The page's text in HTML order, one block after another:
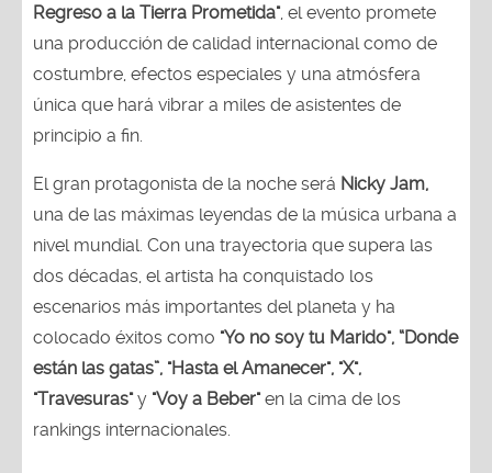
Regreso a la Tierra Prometida", el evento promete
una producción de calidad internacional como de
costumbre, efectos especiales y una atmósfera
única que hará vibrar a miles de asistentes de
principio a fin.
El gran protagonista de la noche será Nicky Jam,
una de las máximas leyendas de la música urbana a
nivel mundial. Con una trayectoria que supera las
dos décadas, el artista ha conquistado los
escenarios más importantes del planeta y ha
colocado éxitos como "Yo no soy tu Marido", “Donde
están las gatas”, "Hasta el Amanecer", "X",
"Travesuras"y "Voy a Beber"en la cima de los
rankings internacionales.